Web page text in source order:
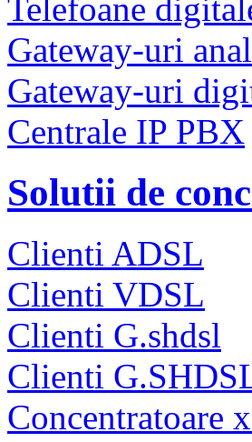
Telefoane
Gateway-uri
Gateway-uri
Centrale IP PBX
Solutii de
Clienti ADSL
Clienti VDSL
Clienti G.shdsl
Clienti
Concentratoare